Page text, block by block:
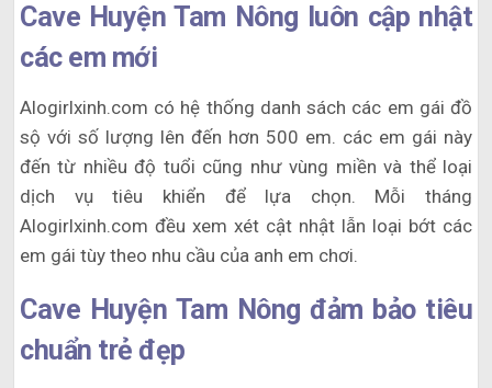
Cave Huyện Tam Nông luôn cập nhật
các em mới
Alogirlxinh.com có hệ thống danh sách các em gái đồ
sộ với số lượng lên đến hơn 500 em. các em gái này
đến từ nhiều độ tuổi cũng như vùng miền và thể loại
dịch vụ tiêu khiển để lựa chọn. Mỗi tháng
Alogirlxinh.com đều xem xét cật nhật lẫn loại bớt các
em gái tùy theo nhu cầu của anh em chơi.
Cave Huyện Tam Nông đảm bảo tiêu
chuẩn trẻ đẹp